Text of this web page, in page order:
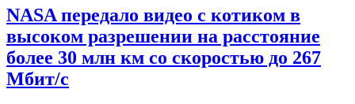
NASA передало видео с котиком в
высоком разрешении на расстояние
более 30 млн км со скоростью до 267
Мбит/с